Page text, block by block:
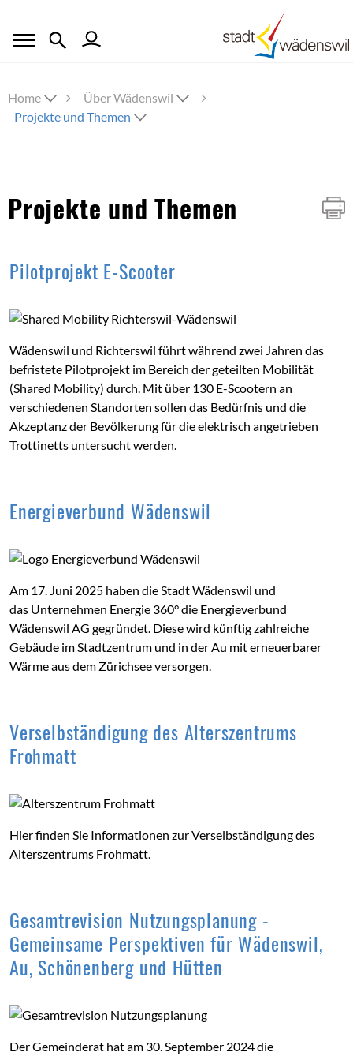
Home
Über Wädenswil
Projekte und Themen
Projekte und Themen
Pilotprojekt E-Scooter
Wädenswil und Richterswil führt während zwei Jahren das
befristete Pilotprojekt im Bereich der geteilten Mobilität
(Shared Mobility) durch. Mit über 130 E-Scootern an
verschiedenen Standorten sollen das Bedürfnis und die
Akzeptanz der Bevölkerung für die elektrisch angetrieben
Trottinetts untersucht werden.
Energieverbund Wädenswil
Am 17. Juni 2025 haben die Stadt Wädenswil und
das Unternehmen Energie 360° die Energieverbund
Wädenswil AG gegründet. Diese wird künftig zahlreiche
Gebäude im Stadtzentrum und in der Au mit erneuerbarer
Wärme aus dem Zürichsee versorgen.
Verselbständigung des Alterszentrums
Frohmatt
Hier finden Sie Informationen zur Verselbständigung des
Alterszentrums Frohmatt.
Gesamtrevision Nutzungsplanung -
Gemeinsame Perspektiven für Wädenswil,
Au, Schönenberg und Hütten
Der Gemeinderat hat am 30. September 2024 die